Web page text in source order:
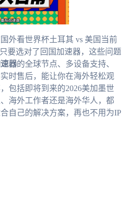
外看世界杯土耳其 vs 美国当前
要选对了回国加速器，这些问题
器的全球节点、多设备支持、
时售后，能让你在海外轻松观
包括即将到来的2026美加墨世
海外工作者还是海外华人，都
自己的解决方案，再也不用为IP